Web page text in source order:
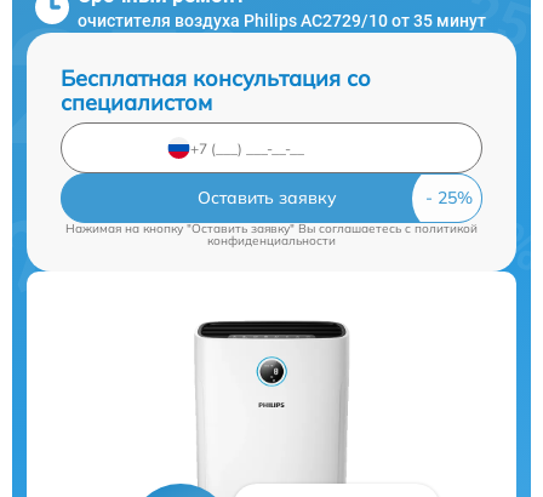
очистителя воздуха Philips AC2729/10 от 35 минут
Бесплатная консультация со
специалистом
Оставить заявку
Нажимая на кнопку "Оставить заявку" Вы соглашаетесь c политикой
конфиденциальности